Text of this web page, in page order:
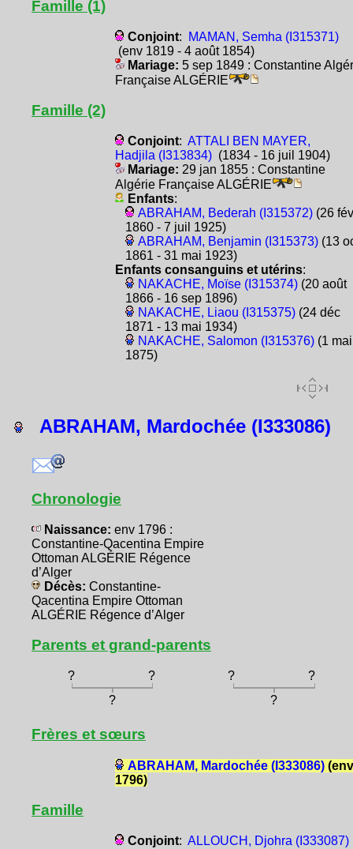
Famille (1)
Conjoint:
MAMAN, Semha (I315371)
(env 1819 - 4 août 1854)
Mariage: 5 sep 1849 : Constantine
Française ALGÉRIE
Famille (2)
Conjoint: ATTALI BEN MAYER,
Hadjila (I313834)(1834 - 16 juil 1904)
Mariage: 29 jan 1855 : Constantine
Algérie Française ALGÉRIE
Enfants:
ABRAHAM, Bederah (I315372)(26 fév
1860 - 7 juil 1925)
ABRAHAM, Benjamin (I315373)(13
1861 - 31 mai 1923)
Enfants consanguins et utérins:
NAKACHE, Moïse (I315374)(20 août
1866 - 16 sep 1896)
NAKACHE, Liaou (I315375)(24 déc
1871 - 13 mai 1934)
NAKACHE, Salomon (I315376)(1 mai
1875)
ABRAHAM, Mardochée (I333086)
Chronologie
Naissance: env 1796 :
Constantine-Qacentina Empire
Ottoman ALGÉRIE Régence
d’Alger
Décès: Constantine-
Qacentina Empire Ottoman
ALGÉRIE Régence d’Alger
Parents et grand-parents
? ? ?
?
?
?
Frères et sœurs
ABRAHAM, Mardochée (I333086)(env
1796)
Famille
Conjoint: ALLOUCH, Djohra (I333087)